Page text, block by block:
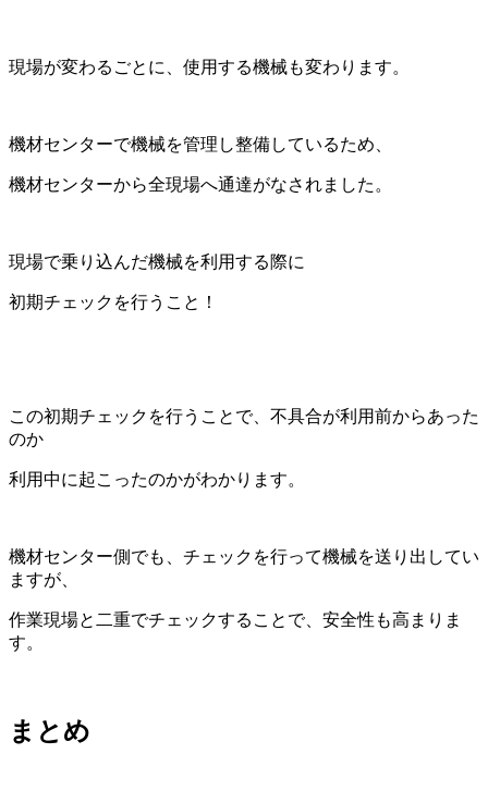
現場が変わるごとに、使用する機械も変わります。
機材センターで機械を管理し整備しているため、
機材センターから全現場へ通達がなされました。
現場で乗り込んだ機械を利用する際に
初期チェックを行うこと！
この初期チェックを行うことで、不具合が利用前からあった
のか
利用中に起こったのかがわかります。
機材センター側でも、チェックを行って機械を送り出してい
ますが、
作業現場と二重でチェックすることで、安全性も高まりま
す。
まとめ